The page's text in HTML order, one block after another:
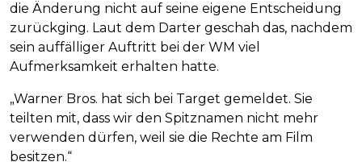
die Änderung nicht auf seine eigene Entscheidung
zurückging. Laut dem Darter geschah das, nachdem
sein auffälliger Auftritt bei der WM viel
Aufmerksamkeit erhalten hatte.
„Warner Bros. hat sich bei Target gemeldet. Sie
teilten mit, dass wir den Spitznamen nicht mehr
verwenden dürfen, weil sie die Rechte am Film
besitzen.“